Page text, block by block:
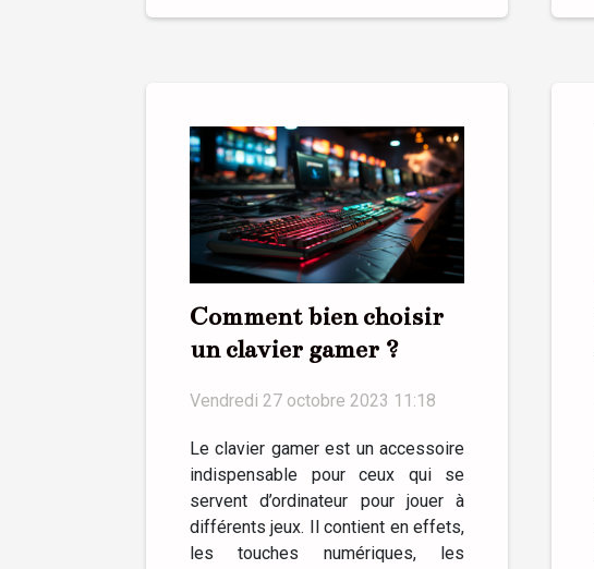
Comment bien choisir
un clavier gamer ?
Vendredi 27 octobre 2023 11:18
Le clavier gamer est un accessoire
indispensable pour ceux qui se
servent d’ordinateur pour jouer à
différents jeux. Il contient en effets,
les touches numériques, les